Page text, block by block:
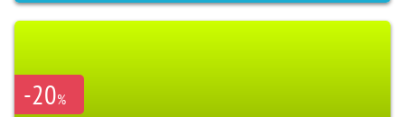
-20%